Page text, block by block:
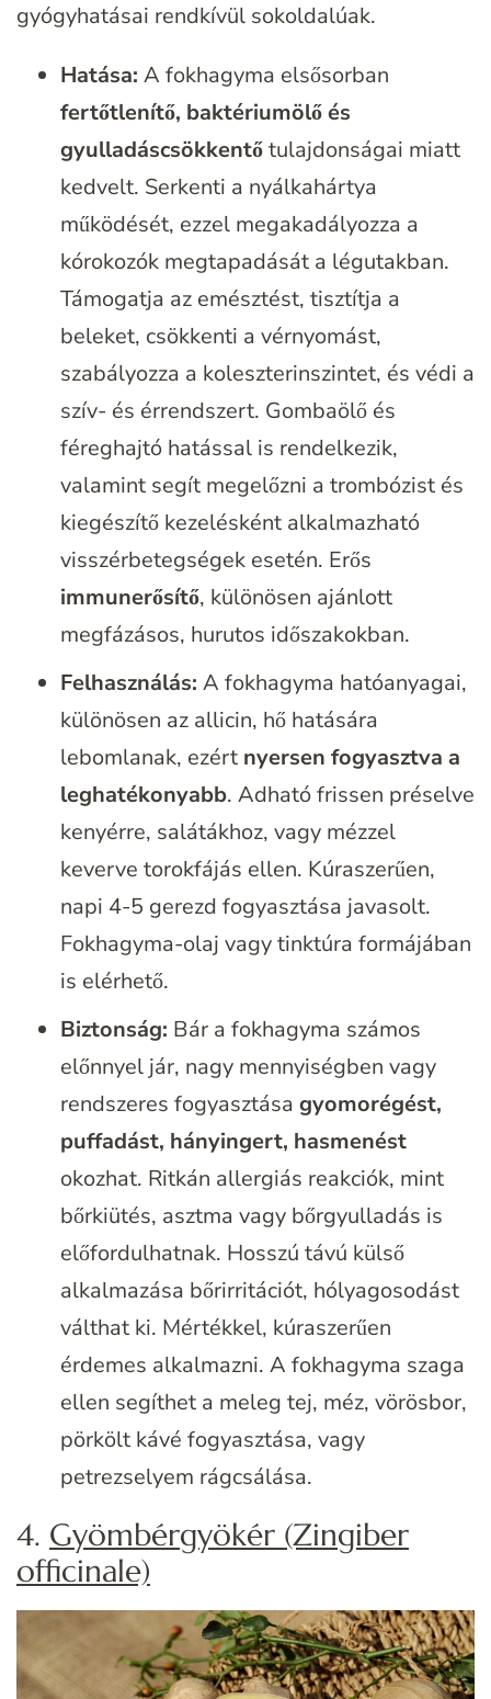
gyógyhatásai rendkívül sokoldalúak.
Hatása: A fokhagyma elsősorban
fertőtlenítő, baktériumölő és
gyulladáscsökkentőtulajdonságai miatt
kedvelt. Serkenti a nyálkahártya
működését, ezzel megakadályozza a
kórokozók megtapadását a légutakban.
Támogatja az emésztést, tisztítja a
beleket, csökkenti a vérnyomást,
szabályozza a koleszterinszintet, és védi a
szív- és érrendszert. Gombaölő és
féreghajtó hatással is rendelkezik,
valamint segít megelőzni a trombózist és
kiegészítő kezelésként alkalmazható
visszérbetegségek esetén. Erős
immunerősítő, különösen ajánlott
megfázásos, hurutos időszakokban.
Felhasználás: A fokhagyma hatóanyagai,
különösen az allicin, hő hatására
lebomlanak, ezért nyersen fogyasztva a
leghatékonyabb. Adható frissen préselve
kenyérre, salátákhoz, vagy mézzel
keverve torokfájás ellen. Kúraszerűen,
napi 4-5 gerezd fogyasztása javasolt.
Fokhagyma-olaj vagy tinktúra formájában
is elérhető.
Biztonság: Bár a fokhagyma számos
előnnyel jár, nagy mennyiségben vagy
rendszeres fogyasztása gyomorégést,
puffadást, hányingert, hasmenést
okozhat. Ritkán allergiás reakciók, mint
bőrkiütés, asztma vagy bőrgyulladás is
előfordulhatnak. Hosszú távú külső
alkalmazása bőrirritációt, hólyagosodást
válthat ki. Mértékkel, kúraszerűen
érdemes alkalmazni. A fokhagyma szaga
ellen segíthet a meleg tej, méz, vörösbor,
pörkölt kávé fogyasztása, vagy
petrezselyem rágcsálása.
4. Gyömbérgyökér (Zingiber
officinale)